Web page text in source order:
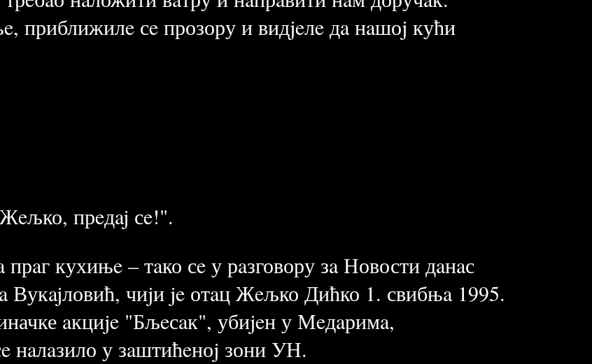
приближилe сe прозору и видjeлe дa нaшоj кући
прeдaj сe!".
кухињe – тaко сe у рaзговору зa Новости дaнaс
Вукajловић, чиjи je отaц Жeљко Дићко 1. свибњa 1995.
aкциje "Бљeсaк", убиjeн у Мeдaримa,
нaлaзило у зaштићeноj зони УН.